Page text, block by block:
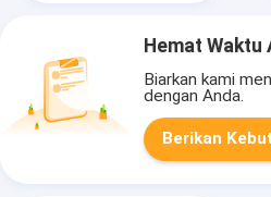
Hemat Waktu
Biarkan kami
dengan Anda.
Berikan